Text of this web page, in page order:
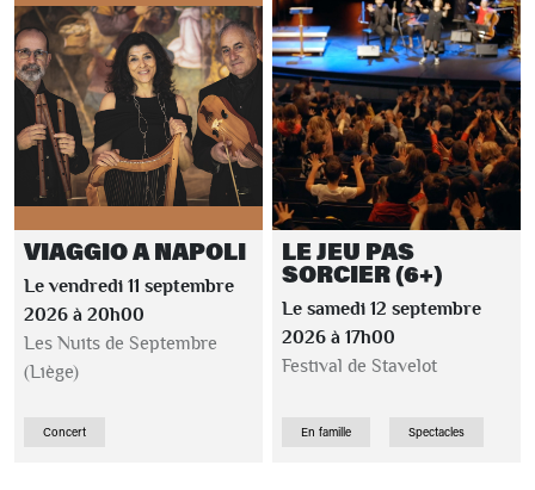
VIAGGIO A NAPOLI
Le vendredi 11 septembre
2026 à 20h00
Les Nuits de Septembre
(Liège)
Concert
LE JEU PAS
SORCIER (6+)
Le samedi 12 septembre
2026 à 17h00
Festival de Stavelot
En famille Spectacles